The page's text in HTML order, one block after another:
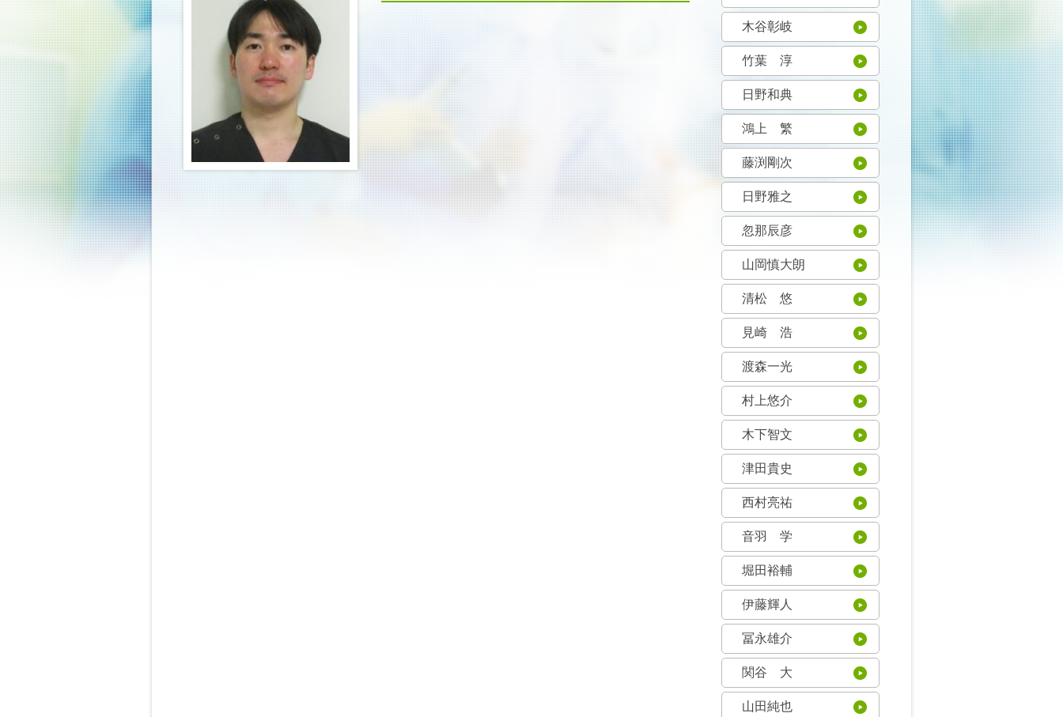
木谷彰岐
竹葉 淳
日野和典
鴻上 繁
藤渕剛次
日野雅之
忽那辰彦
山岡慎大朗
清松 悠
見崎 浩
渡森一光
村上悠介
木下智文
津田貴史
西村亮祐
音羽 学
堀田裕輔
伊藤輝人
冨永雄介
関谷 大
山田純也